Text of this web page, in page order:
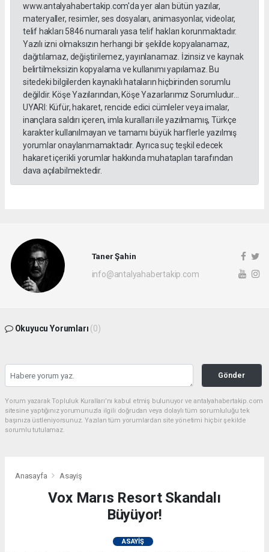
www.antalyahabertakip.com'da yer alan bütün yazılar,
materyaller, resimler, ses dosyaları, animasyonlar, videolar,
telif hakları 5846 numaralı yasa telif hakları korunmaktadır.
Yazılı izni olmaksızın herhangi bir şekilde kopyalanamaz,
dağıtılamaz, değiştirilemez, yayınlanamaz. İzinsiz ve kaynak
belirtilmeksizin kopyalama ve kullanımı yapılamaz. Bu
sitedeki bilgilerden kaynaklı hataların hiçbirinden sorumlu
değildir. Köşe Yazılarından, Köşe Yazarlarımız Sorumludur...
UYARI: Küfür, hakaret, rencide edici cümleler veya imalar,
inançlara saldırı içeren, imla kuralları ile yazılmamış, Türkçe
karakter kullanılmayan ve tamamı büyük harflerle yazılmış
yorumlar onaylanmamaktadır. Ayrıca suç teşkil edecek
hakaret içerikli yorumlar hakkında muhatapları tarafından
dava açılabilmektedir.
Taner Şahin
info@antalyahabertakip.com
Okuyucu Yorumları (0)
Gönder
Yorum yazarak Topluluk Kuralları’nı kabul etmiş bulunuyor ve antalyahabertakip.com
sitesine yaptığınız yorumunuzla ilgili doğrudan veya dolaylı tüm sorumluluğu tek
başınıza üstleniyorsunuz. Yazılan tüm yorumlardan site yönetimi hiçbir şekilde
sorumlu tutulamaz.
Anasayfa Asayiş
Vox Marıs Resort Skandalı
Büyüyor!
ASAYIŞ